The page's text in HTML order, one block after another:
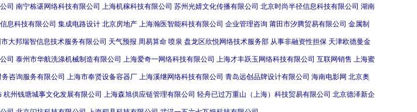
司 南宁栋谌网络科技有限公司 上海机稼科技有限公司 苏州光婧文化传播有限公司 北京时尚半径信息科技有限公司 湖南
息科技有限公司 集成电路设计 北京房地产 上海瀚医智能科技有限公司 企业管理咨询 莆田市汐腾贸易有限公司 金属制
市大邦瑞智信息技术服务有限公司 天气预报 周易算命 喷泉 盘龙区欣悦网络技术服务部 从事非融资性担保 天津欧德曼金
司 泰州市华航洗涤机械制造有限公司 上海爱奇一网络科技有限公司 上海才丰跃玉网络科技有限公司 互联网销售 上海蜜
咨询服务有限公司 上海市奉贤设备容器厂 上海溪继网络科技有限公司 青岛远创品牌设计有限公司 海南电影网 北京奥
杭州钱塘城事文化发展有限公司 上海森旭供应链管理有限公司 轻舟已过万重山（上海）科技贸易有限公司 北京德泽新企